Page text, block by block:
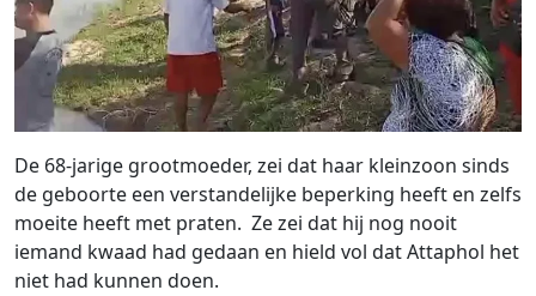
De 68-jarige grootmoeder, zei dat haar kleinzoon sinds
de geboorte een verstandelijke beperking heeft en zelfs
moeite heeft met praten. Ze zei dat hij nog nooit
iemand kwaad had gedaan en hield vol dat Attaphol het
niet had kunnen doen.